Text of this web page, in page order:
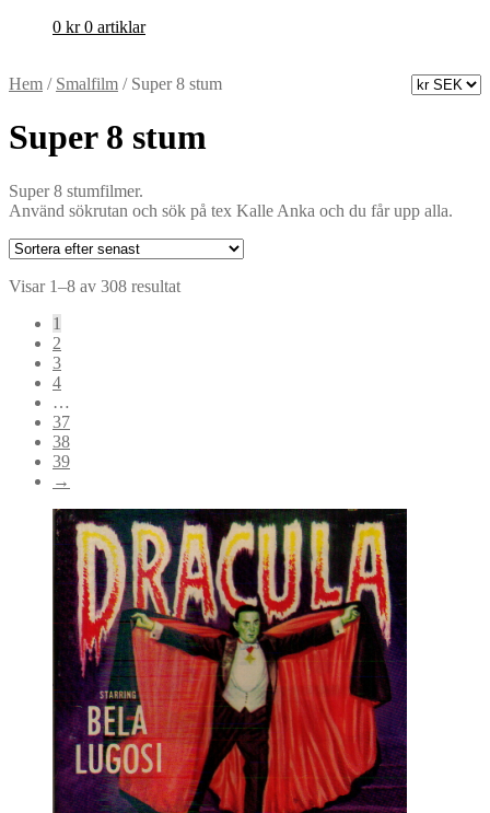
0 kr 0 artiklar
Hem / Smalfilm / Super 8 stum
Super 8 stum
Super 8 stumfilmer.
Använd sökrutan och sök på tex Kalle Anka och du får upp alla.
Visar 1–8 av 308 resultatSortera
1
2
3
4
…
37
38
39
→